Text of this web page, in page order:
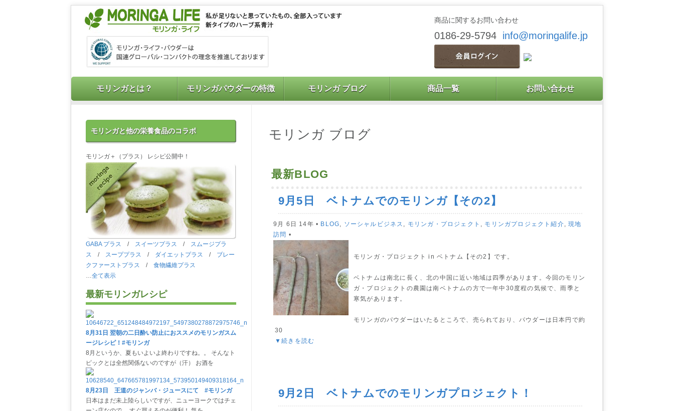
商品に関するお問い合わせ
0186-29-5794 info@moringalife.jp
モリンガとは？ モリンガパウダーの特徴 モリンガ ブログ 商品一覧 お問い合わせ
モリンガ ブログ
最新BLOG
9月5日 ベトナムでのモリンガ【その2】
9月 6日 14年 • BLOG, ソーシャルビジネス , モリンガ・プロジェクト , モリンガプロジェクト紹介,現地
訪問 •
モリンガ・プロジェクト in ベトナム【その2】です。
ベトナムは南北に長く、北の中国に近い地域は四季があります。今回のモリン
ガ・プロジェクトの農園は南ベトナムの方で一年中30度程の気候で、雨季と
寒気があります。
モリンガのパウダーはいたるところで、売られており、パウダーは日本円で約
30
▼続きを読む
9月2日 ベトナムでのモリンガプロジェクト！
モリンガと他の栄養食品のコラボ
モリンガ＋（プラス） レシピ公開中！
GABA プラス / スイーツプラス / スムージプラ
ス / スーププラス / ダイエットプラス / ブレー
クファーストプラス / 食物繊維プラス
…全て表示
最新モリンガレシピ
8月31日 翌朝の二日酔い防止におススメのモリンガスム
ージレシピ！#モリンガ
8月というか、夏もいよいよ終わりですね。。 そんなト
ピックとは全然関係ないのですが（汗） お酒を
8月23日 王道のジャンバ・ジュースにて #モリンガ
日本はまだ未上陸らしいですが、ニューヨークではチェ